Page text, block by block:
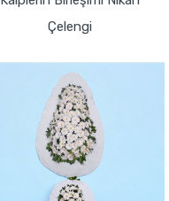
Çelengi